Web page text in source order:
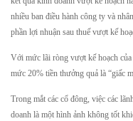
nhiều ban điều hành công ty và
phần lợi nhuận sau thuế vượt kế
Với mức lãi ròng vượt kế hoạch
mức 20% tiền thưởng quả là “giấc
Trong mắt các cổ đông, việc các
doanh là một hình ảnh không tốt